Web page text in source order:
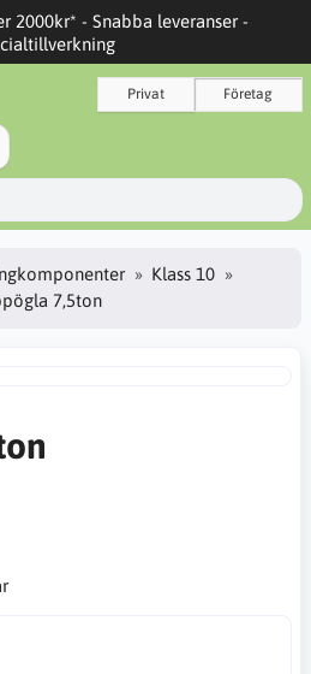
2000kr* - Snabba leveranser -
Privat Företag
Klass 10
7,5ton